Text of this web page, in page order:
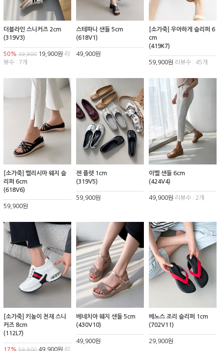
더블라인 스니커즈 2cm
(319V3)
50% 39,900 19,900원 리
뷰수 : 7개
스테파니 샌들 5cm
(618V1)
49,900원
[소가죽] 우아하게 슬리퍼 6
cm
(419K7)
59,900원 리뷰수 : 45개
[소가죽] 벨리시마 웨지 슬
리퍼 6cm
(618V6)
59,900원
젠 플랫 1cm
(319V5)
59,900원
이벨 샌들 6cm
(424V4)
49,900원 리뷰수 : 2개
[소가죽] 키높이 천재 스니
커즈 8cm
(112L7)
17% 59,900 49,900원 리
베네치아 웨지 샌들 5cm
(430V10)
49,900원
베노스 조리 슬리퍼 1cm
(702V11)
29,900원